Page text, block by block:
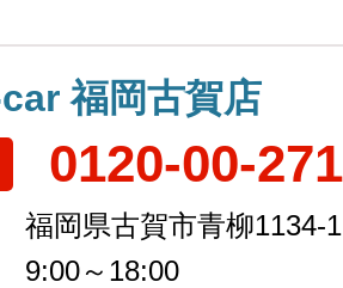
福岡古賀店
0120-00-
福岡県古賀市青柳1134-1
9:00～18:00